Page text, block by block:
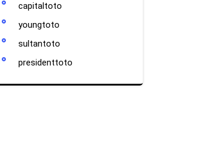
capitaltoto
youngtoto
sultantoto
presidenttoto